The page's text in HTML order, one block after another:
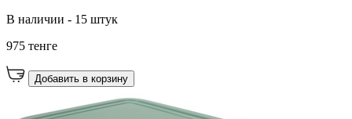
В наличии - 15 штук
975 тенге
Добавить в корзину